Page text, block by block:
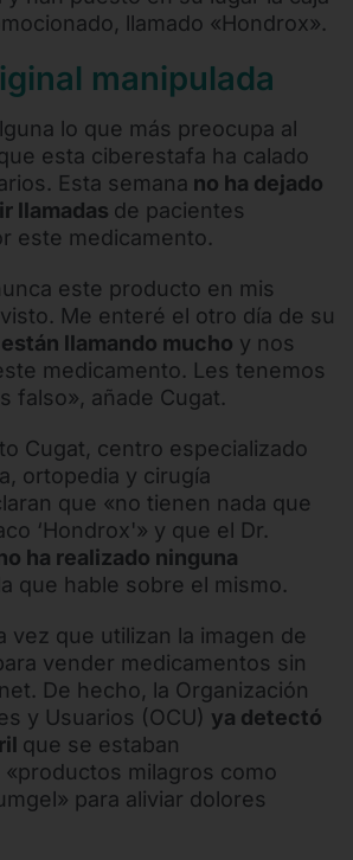
llamado «Hondrox».
manipulada
lo que más preocupa al
esta ciberestafa ha calado
Esta semana no ha dejado
llamadas de pacientes
este medicamento.
este producto en mis
Me enteré el otro día de su
llamando mucho y nos
medicamento. Les tenemos
falso», añade Cugat.
Cugat, centro especializado
ortopedia y cirugía
que «no tienen nada que
‘Hondrox'» y que el Dr.
ha realizado ninguna
que hable sobre el mismo.
vez que utilizan la imagen de
vender medicamentos sin
De hecho, la Organización
y Usuarios (OCU) ya detectó
que se estaban
milagros como
para aliviar dolores